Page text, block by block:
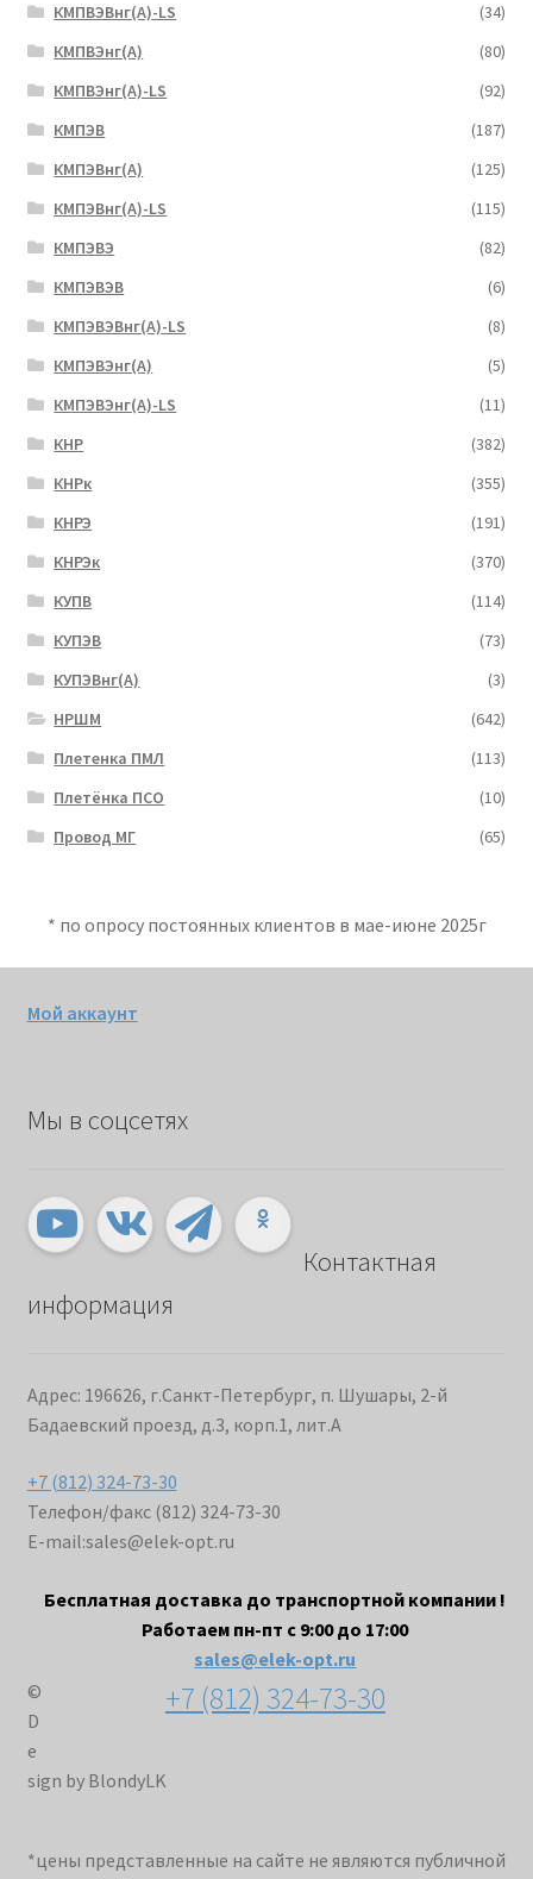
КМПВЭВнг(А)-LS
(34)
КМПВЭнг(А)
(80)
КМПВЭнг(А)-LS
(92)
КМПЭВ
(187)
КМПЭВнг(А)
(125)
КМПЭВнг(А)-LS
(115)
КМПЭВЭ
(82)
КМПЭВЭВ
(6)
КМПЭВЭВнг(А)-LS
(8)
КМПЭВЭнг(А)
(5)
КМПЭВЭнг(А)-LS
(11)
КНР
(382)
КНРк
(355)
КНРЭ
(191)
КНРЭк
(370)
КУПВ
(114)
КУПЭВ
(73)
КУПЭВнг(А)
(3)
НРШМ
(642)
Плетенка ПМЛ
(113)
Плетёнка ПСО
(10)
Провод МГ
(65)
* по опросу постоянных клиентов в мае-июне 2025г
Мой аккаунт
Мы в соцсетях
Контактная
информация
Адрес: 196626, г.Санкт-Петербург, п. Шушары, 2-й
Бадаевский проезд, д.3, корп.1, лит.А
+7 (812) 324-73-30
Телефон/факс (812) 324-73-30
E-mail:sales@elek-opt.ru
Бесплатная доставка до транспортной компании !
Работаем пн-пт с 9:00 до 17:00
sales@elek-opt.ru
+7 (812) 324-73-30
©
D
e
sign by BlondyLK
*цены представленные на сайте не являются публичной